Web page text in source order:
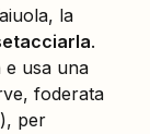
la
.
e usa una
foderata
per